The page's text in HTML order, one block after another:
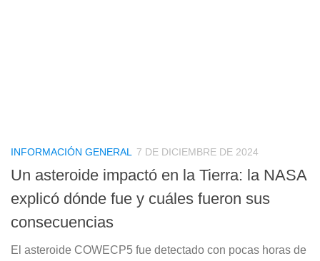
INFORMACIÓN GENERAL 7 DE DICIEMBRE DE 2024
Un asteroide impactó en la Tierra: la NASA
explicó dónde fue y cuáles fueron sus
consecuencias
El asteroide COWECP5 fue detectado con pocas horas de